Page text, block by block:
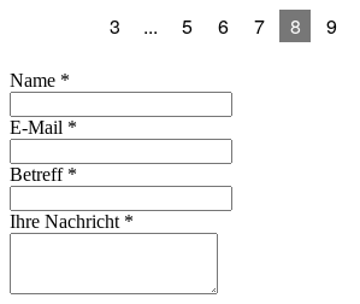
3 ... 5 6 7 8 9
Name *
E-Mail *
Betreff *
Ihre Nachricht *